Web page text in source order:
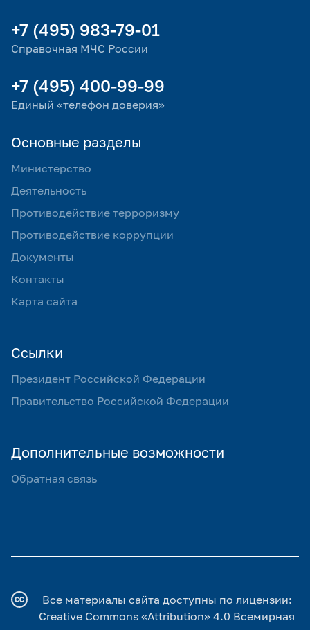
+7 (495) 983-79-01
Справочная МЧС России
+7 (495) 400-99-99
Единый «телефон доверия»
Основные разделы
Министерство
Деятельность
Противодействие терроризму
Противодействие коррупции
Документы
Контакты
Карта сайта
Ссылки
Президент Российской Федерации
Правительство Российской Федерации
Дополнительные возможности
Обратная связь
Все материалы сайта доступны по лицензии:
Creative Commons «Attribution» 4.0 Всемирная